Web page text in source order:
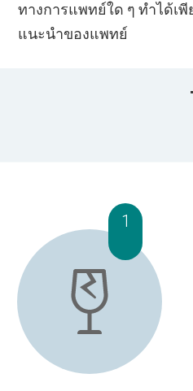
ทางการแพทย์ใด ๆ ทำได้
แนะนำของแพทย์
1